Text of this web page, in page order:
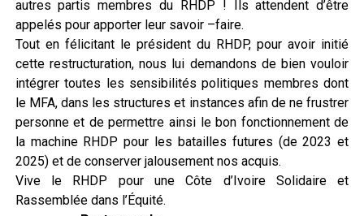
autres partis membres du RHDP ! Ils attendent d’être
appelés pour apporter leur savoir –faire.
Tout en félicitant le président du RHDP, pour avoir initié
cette restructuration, nous lui demandons de bien vouloir
intégrer toutes les sensibilités politiques membres dont
le MFA, dans les structures et instances afin de ne frustrer
personne et de permettre ainsi le bon fonctionnement de
la machine RHDP pour les batailles futures (de 2023 et
2025) et de conserver jalousement nos acquis.
Vive le RHDP pour une Côte d’Ivoire Solidaire et
Rassemblée dans l’Équité.